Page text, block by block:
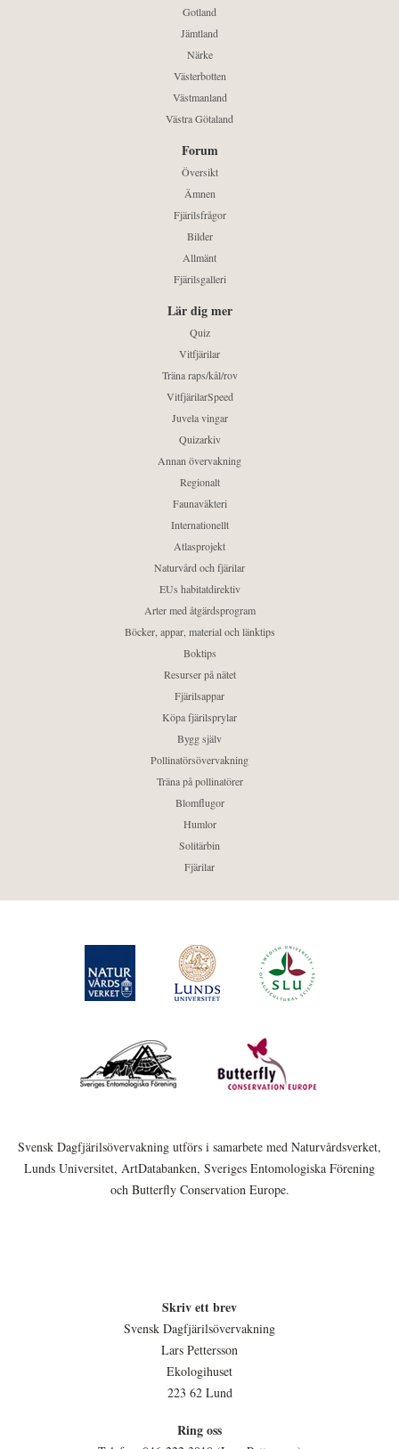
Gotland
Jämtland
Närke
Västerbotten
Västmanland
Västra Götaland
Forum
Översikt
Ämnen
Fjärilsfrågor
Bilder
Allmänt
Fjärilsgalleri
Lär dig mer
Quiz
Vitfjärilar
Träna raps/kål/rov
VitfjärilarSpeed
Juvela vingar
Quizarkiv
Annan övervakning
Regionalt
Faunaväkteri
Internationellt
Atlasprojekt
Naturvård och fjärilar
EUs habitatdirektiv
Arter med åtgärdsprogram
Böcker, appar, material och länktips
Boktips
Resurser på nätet
Fjärilsappar
Köpa fjärilsprylar
Bygg själv
Pollinatörsövervakning
Träna på pollinatörer
Blomflugor
Humlor
Solitärbin
Fjärilar
Svensk Dagfjärilsövervakning utförs i samarbete med Naturvårdsverket,
Lunds Universitet, ArtDatabanken, Sveriges Entomologiska Förening
och Butterfly Conservation Europe.
Skriv ett brev
Svensk Dagfjärilsövervakning
Lars Pettersson
Ekologihuset
223 62 Lund
Ring oss